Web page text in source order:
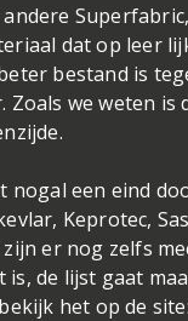
dat op leer
bestand is
Zoals we weten
nogal een eind
Keprotec,
zijn er nog zelfs
is, de lijst gaat
het op de